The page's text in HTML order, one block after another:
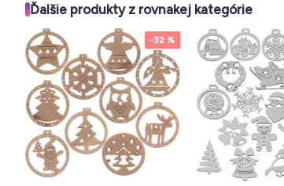
Ďalšie produkty z rovnakej kategórie
-32 %